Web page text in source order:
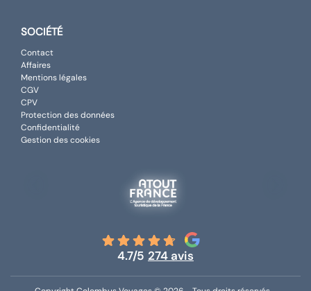
SOCIÉTÉ
Contact
Affaires
Mentions légales
CGV
CPV
Protection des données
Confidentialité
Gestion des cookies
4.7/5 274 avis